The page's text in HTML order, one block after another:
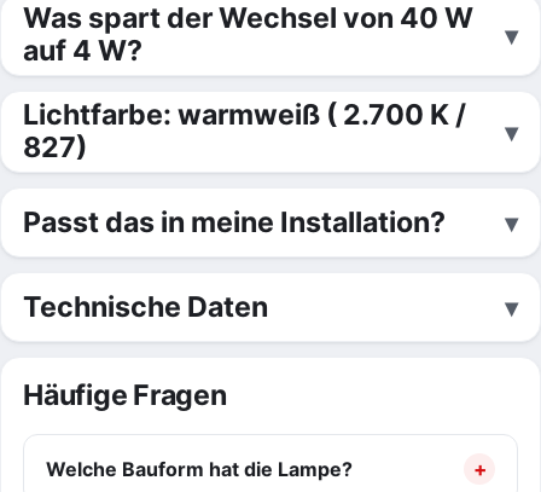
Was spart der Wechsel von 40 W
auf 4 W?
Lichtfarbe: warmweiß ( 2.700 K /
827)
Passt das in meine Installation?
Technische Daten
Häufige Fragen
Welche Bauform hat die Lampe?